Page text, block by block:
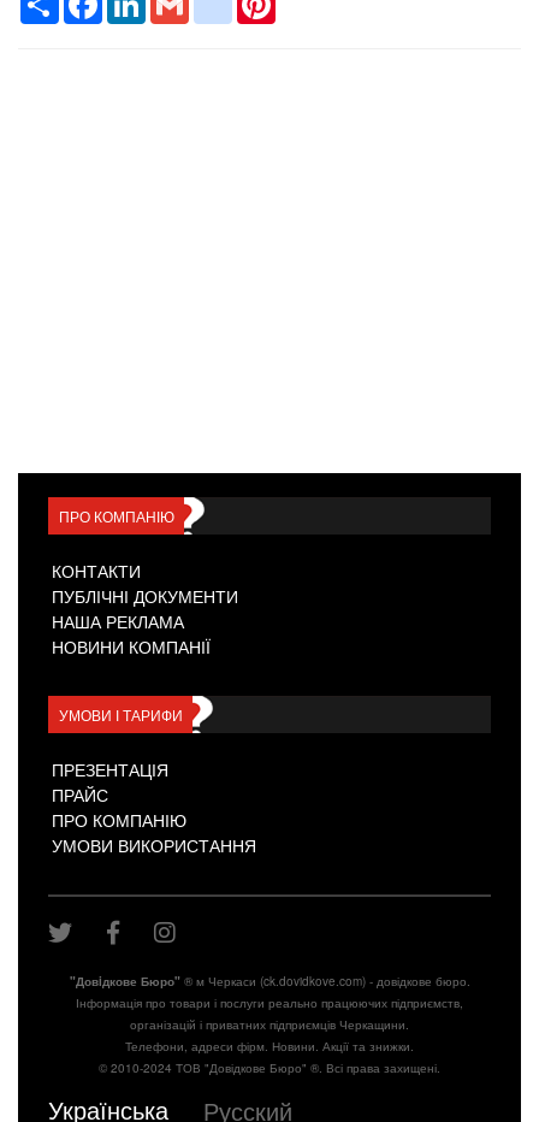
ПРО КОМПАНІЮ
КОНТАКТИ
ПУБЛІЧНІ ДОКУМЕНТИ
НАША РЕКЛАМА
НОВИНИ КОМПАНІЇ
УМОВИ І ТАРИФИ
ПРЕЗЕНТАЦІЯ
ПРАЙС
ПРО КОМПАНІЮ
УМОВИ ВИКОРИСТАННЯ
"Довiдкове Бюро"® м Черкаси (ck.dovidkove.com) - довідкове бюро.
Інформація про товари і послуги реально працюючих підприємств,
організацій і приватних підприємців Черкащини.
Телефони, адреси фірм. Новини. Акції та знижки.
© 2010-2024 ТОВ "Довідкове Бюро" ®. Всі права захищені.
Українська Русский